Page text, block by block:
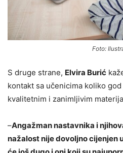
Foto:
S druge strane, Elvira Burić
kontakt sa učenicima koliko
kvalitetnim i zanimljivim
–Angažman nastavnika i
nažalost nije dovoljno cijenjen